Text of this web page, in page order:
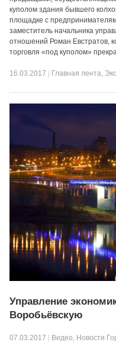
куполом здания бывшего
площадке с
заместитель начальника
отношений Роман Евстратов,
торговля «под куполом»
16.03.2017 Главная лента,
Управление
Воробьёвскую
07.03.2017 Видео, Новости